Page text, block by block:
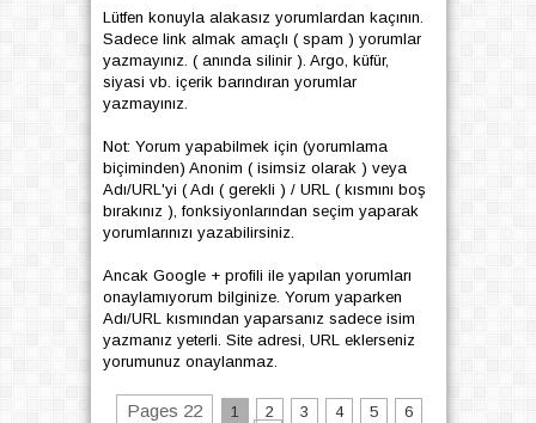
Lütfen konuyla alakasız yorumlardan kaçının.
Sadece link almak amaçlı ( spam ) yorumlar
yazmayınız. ( anında silinir ). Argo, küfür,
siyasi vb. içerik barındıran yorumlar
yazmayınız.
Not: Yorum yapabilmek için (yorumlama
biçiminden) Anonim ( isimsiz olarak ) veya
Adı/URL'yi ( Adı ( gerekli ) / URL ( kısmını boş
bırakınız ), fonksiyonlarından seçim yaparak
yorumlarınızı yazabilirsiniz.
Ancak Google + profili ile yapılan yorumları
onaylamıyorum bilginize. Yorum yaparken
Adı/URL kısmından yaparsanız sadece isim
yazmanız yeterli. Site adresi, URL eklerseniz
yorumunuz onaylanmaz.
Pages 22 1 2 3 4 5
6